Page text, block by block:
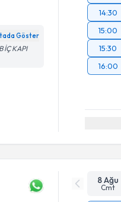
Göster
İÇ KAPI
14:30
15:00
15:30
16:00
8 Ağu
Cmt